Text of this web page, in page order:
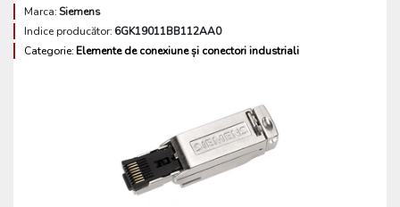
Marca:Siemens
Indice producător: 6GK19011BB112AA0
Categorie:Elemente de conexiune și conectori industriali